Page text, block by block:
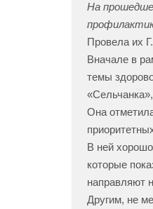
На
Провела их
Вначале в
темы
Она
В ней
которые
направляют
Другим, не